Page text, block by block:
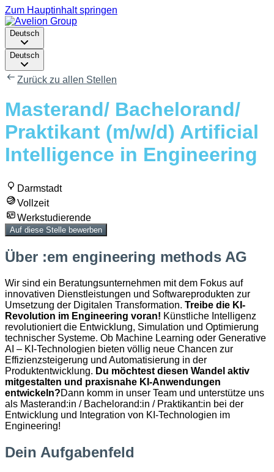
Zum Hauptinhalt springen
Deutsch
Deutsch
Zurück zu allen Stellen
Masterand/ Bachelorand/
Praktikant (m/w/d) Artificial
Intelligence in Engineering
Darmstadt
Vollzeit
Werkstudierende
Auf diese Stelle bewerben
Über :em engineering methods AG
Wir sind ein Beratungsunternehmen mit dem Fokus auf
innovativen Dienstleistungen und Softwareprodukten zur
Umsetzung der Digitalen Transformation. Treibe die KI-
Revolution im Engineering voran! Künstliche Intelligenz
revolutioniert die Entwicklung, Simulation und Optimierung
technischer Systeme. Ob Machine Learning oder Generative
AI – KI-Technologien bieten völlig neue Chancen zur
Effizienzsteigerung und Automatisierung in der
Produktentwicklung. Du möchtest diesen Wandel aktiv
mitgestalten und praxisnahe KI-Anwendungen
entwickeln?Dann komm in unser Team und unterstütze uns
als Masterand:in / Bachelorand:in / Praktikant:in bei der
Entwicklung und Integration von KI-Technologien im
Engineering!
Dein Aufgabenfeld